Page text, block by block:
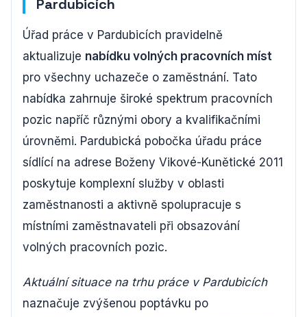
Pardubicích
Úřad práce v Pardubicích pravidelně
aktualizuje nabídku volných pracovních míst
pro všechny uchazeče o zaměstnání. Tato
nabídka zahrnuje široké spektrum pracovních
pozic napříč různými obory a kvalifikačními
úrovněmi. Pardubická pobočka úřadu práce
sídlící na adrese Boženy Vikové-Kunětické 2011
poskytuje komplexní služby v oblasti
zaměstnanosti a aktivně spolupracuje s
místními zaměstnavateli při obsazování
volných pracovních pozic.
Aktuální situace na trhu práce v Pardubicích
naznačuje zvýšenou poptávku po